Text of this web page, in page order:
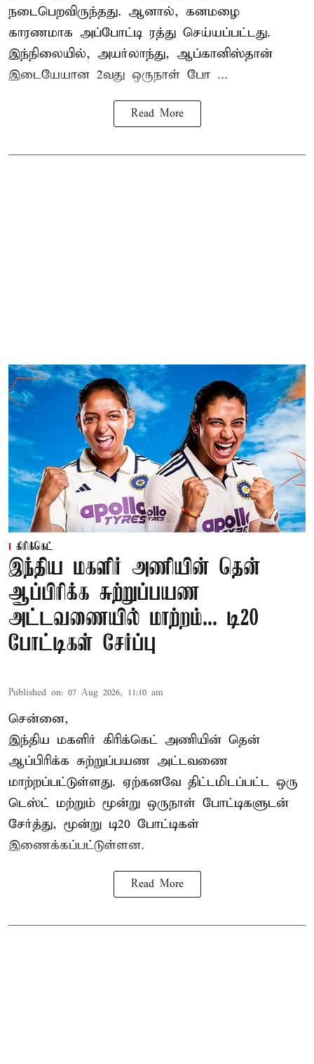
நடைபெறவிருந்தது. ஆனால், கனமழை
காரணமாக அப்போட்டி ரத்து செய்யப்பட்டது.
இந்நிலையில், அயர்லாந்து, ஆப்கானிஸ்தான்
இடையேயான 2வது ஒருநாள் போ ...
Read More
கிரிக்கெட்
இந்திய மகளிர் அணியின் தென்
ஆப்பிரிக்க சுற்றுப்பயண
அட்டவணையில் மாற்றம்... டி20
போட்டிகள் சேர்ப்பு
Published on: 07 Aug 2026, 11:10 am
சென்னை,
இந்திய மகளிர் கிரிக்கெட் அணியின் தென்
ஆப்பிரிக்க சுற்றுப்பயண அட்டவணை
மாற்றப்பட்டுள்ளது. ஏற்கனவே திட்டமிடப்பட்ட ஒரு
டெஸ்ட் மற்றும் மூன்று ஒருநாள் போட்டிகளுடன்
சேர்த்து, மூன்று டி20 போட்டிகள்
இணைக்கப்பட்டுள்ளன.
Read More